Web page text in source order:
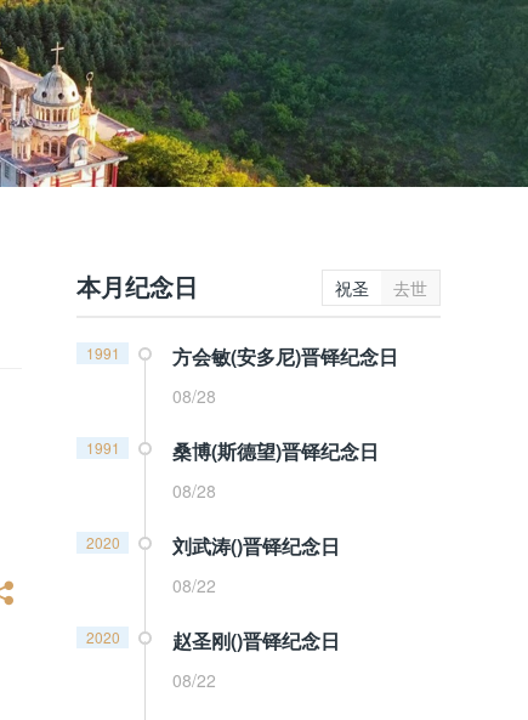
本月纪念日 祝圣 去世
1991 方会敏(安多尼)晋铎纪念日
08/28
1991 桑博(斯德望)晋铎纪念日
08/28
2020 刘武涛()晋铎纪念日
08/22
2020 赵圣刚()晋铎纪念日
08/22